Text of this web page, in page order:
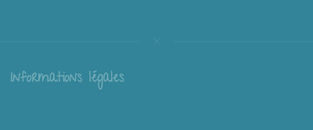
Informations légales